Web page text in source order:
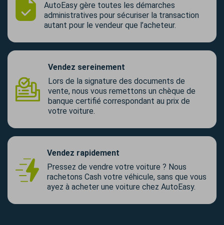
AutoEasy gère toutes les démarches
administratives pour sécuriser la transaction
autant pour le vendeur que l’acheteur.
Vendez sereinement
Lors de la signature des documents de
vente, nous vous remettons un chèque de
banque certifié correspondant au prix de
votre voiture.
Vendez rapidement
Pressez de vendre votre voiture ? Nous
rachetons Cash votre véhicule, sans que vous
ayez à acheter une voiture chez AutoEasy.